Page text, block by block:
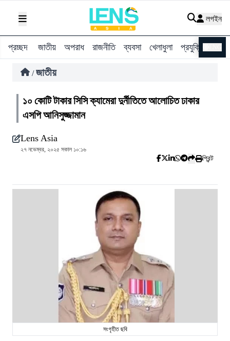
লগইন
প্রচ্ছদ জাতীয় অপরাধ রাজনীতি ব্যবসা খেলাধুলা প্রযুক্তি
/ জাতীয়
১০ কোটি টাকার সিসি ক্যামেরা দুর্নীতিতে আলোচিত ঢাকার
এসপি আনিসুজ্জামান
Lens Asia
২৭ নভেম্বর, ২০২৫ সকাল ১০:১৬
প্রিন্ট
সংগৃহীত ছবি